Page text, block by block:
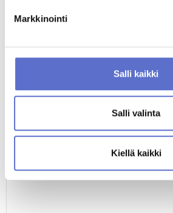
Markkinointi
Salli kaikki
Salli valinta
Kiellä kaikki
TUTUSTU MYÖS NÄIHIN AUTOIHIN